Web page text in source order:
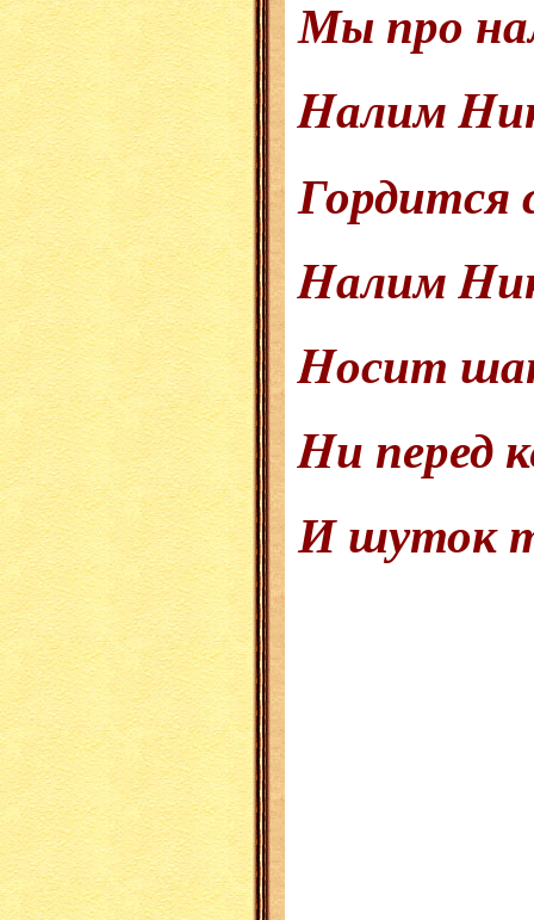
Мы про
Hалим
Гордится
Hалим
Hосит
Hи перед
И шуток